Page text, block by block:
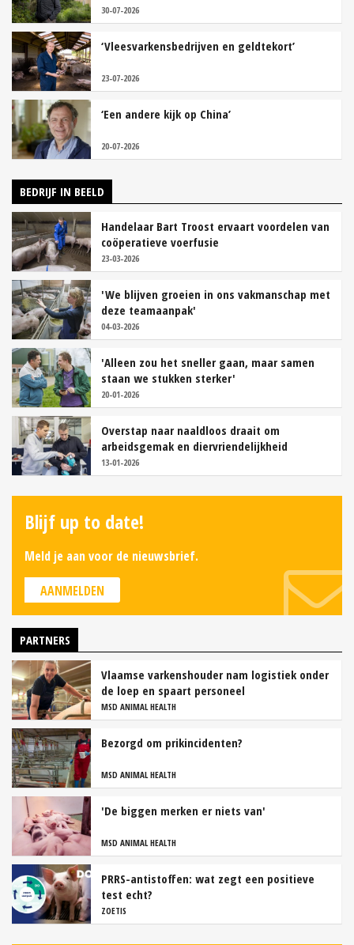
30-07-2026
‘Vleesvarkensbedrijven en geldtekort’
23-07-2026
‘Een andere kijk op China’
20-07-2026
BEDRIJF IN BEELD
Handelaar Bart Troost ervaart voordelen van
coöperatieve voerfusie
23-03-2026
'We blijven groeien in ons vakmanschap met
deze teamaanpak'
04-03-2026
'Alleen zou het sneller gaan, maar samen
staan we stukken sterker'
20-01-2026
Overstap naar naaldloos draait om
arbeidsgemak en diervriendelijkheid
13-01-2026
Blijf up to date!
Meld je aan voor de nieuwsbrief.
AANMELDEN
PARTNERS
Vlaamse varkenshouder nam logistiek onder
de loep en spaart personeel
MSD ANIMAL HEALTH
Bezorgd om prikincidenten?
MSD ANIMAL HEALTH
'De biggen merken er niets van'
MSD ANIMAL HEALTH
PRRS-antistoffen: wat zegt een positieve
test echt?
ZOETIS